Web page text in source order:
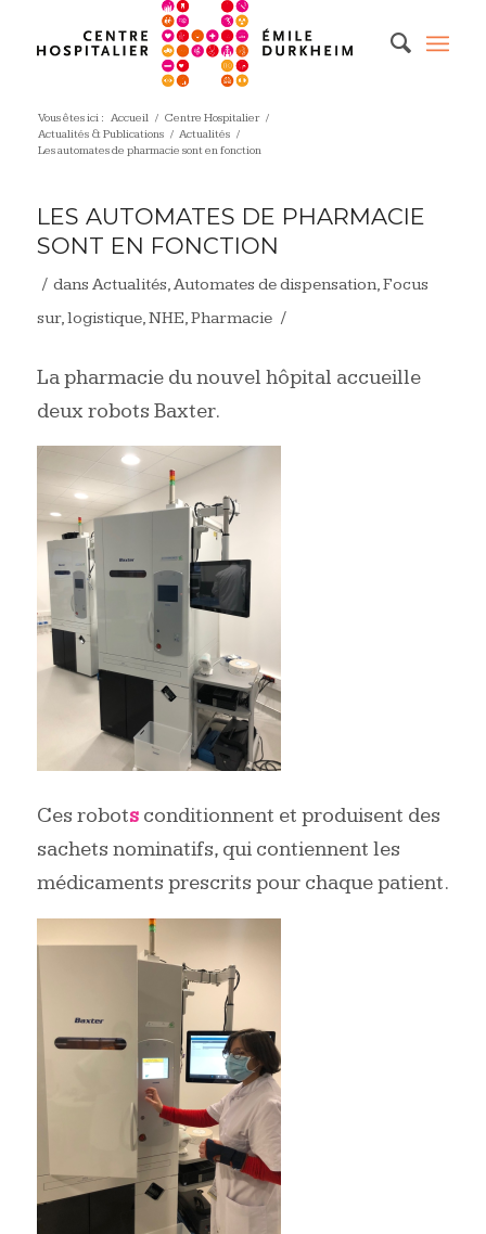
Vous êtes ici : Accueil / Centre Hospitalier /
Actualités & Publications / Actualités /
Les automates de pharmacie sont en fonction
LES AUTOMATES DE PHARMACIE
SONT EN FONCTION
/ dans Actualités,Automates de dispensation,Focus
sur,logistique,NHE,Pharmacie /
La pharmacie du nouvel hôpital accueille
deux robots Baxter.
Ces robotsconditionnent et produisent des
sachets nominatifs, qui contiennent les
médicaments prescrits pour chaque patient.